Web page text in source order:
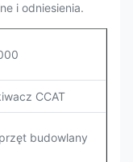
i odniesienia.
CCAT
budowlany